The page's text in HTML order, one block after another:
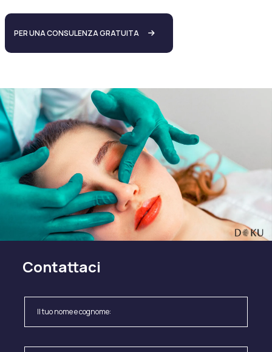
PER UNA CONSULENZA GRATUITA
Contattaci